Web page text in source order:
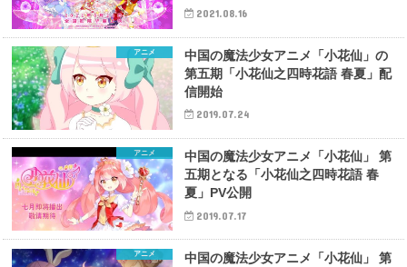
2021.08.16
アニメ
中国の魔法少女アニメ「小花仙」の
第五期「小花仙之四時花語 春夏」配
信開始
2019.07.24
アニメ
中国の魔法少女アニメ「小花仙」 第
五期となる「小花仙之四時花語 春
夏」PV公開
2019.07.17
アニメ
中国の魔法少女アニメ「小花仙」 第